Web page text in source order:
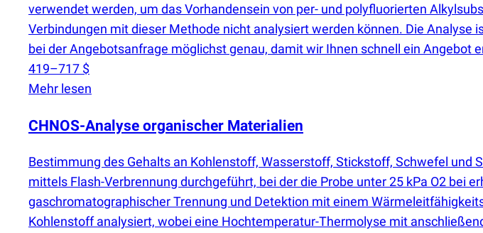
verwendet werden, um das Vorhandensein von per- und polyfluorierten
Verbindungen mit dieser Methode nicht analysiert werden können. Die
bei der Angebotsanfrage möglichst genau, damit wir Ihnen schnell ein Angebot
419–717 $
Mehr lesen
CHNOS-Analyse organischer Materialien
Bestimmung des Gehalts an Kohlenstoff, Wasserstoff, Stickstoff, Schwefel und
mittels Flash-Verbrennung durchgeführt, bei der die Probe unter 25 kPa O2 bei
gaschromatographischer Trennung und Detektion mit einem
Kohlenstoff analysiert, wobei eine Hochtemperatur-Thermolyse mit